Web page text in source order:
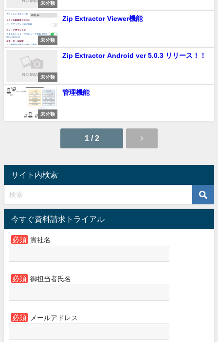
未分類
未分類
Zip Extractor Viewer機能
未分類
Zip Extractor Android ver 5.0.3 リリース！！
未分類
管理機能
1 / 2
サイト内検索
今すぐ資料請求トライアル
必須 貴社名
必須 御担当者氏名
必須 メールアドレス